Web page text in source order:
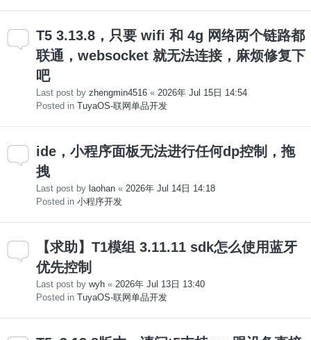
T5 3.13.8，只要 wifi 和 4g 网络两个链路都
联通，websocket 就无法连接，麻烦修复下
吧
Last post by zhengmin4516 « 2026年 Jul 15日 14:54
Posted in TuyaOS-联网单品开发
ide，小程序面板无法进行任何dp控制，拖
拽
Last post by laohan « 2026年 Jul 14日 14:18
Posted in 小程序开发
【求助】T1模组 3.11.11 sdk怎么使用蓝牙
优先控制
Last post by wyh « 2026年 Jul 13日 13:40
Posted in TuyaOS-联网单品开发